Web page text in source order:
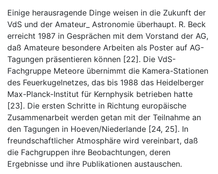
Einige herausragende Dinge weisen in die Zukunft der
VdS und der Amateur_ Astronomie überhaupt. R. Beck
erreicht 1987 in Gesprächen mit dem Vorstand der AG,
daß Amateure besondere Arbeiten als Poster auf AG-
Tagungen präsentieren können [22]. Die VdS-
Fachgruppe Meteore übernimmt die Kamera-Stationen
des Feuerkugelnetzes, das bis 1988 das Heidelberger
Max-Planck-Institut für Kernphysik betrieben hatte
[23]. Die ersten Schritte in Richtung europäische
Zusammenarbeit werden getan mit der Teilnahme an
den Tagungen in Hoeven/Niederlande [24, 25]. In
freundschaftlicher Atmosphäre wird vereinbart, daß
die Fachgruppen ihre Beobachtungen, deren
Ergebnisse und ihre Publikationen austauschen.